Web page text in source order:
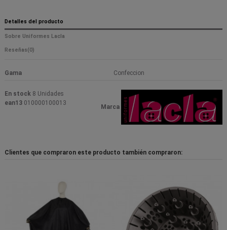
Detalles del producto
Sobre Uniformes Lacla
Reseñas(0)
Gama Confeccion
Marca
En stock 8 Unidades
ean13 010000100013
Clientes que compraron este producto también compraron: